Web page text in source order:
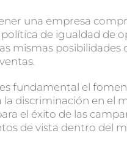
una empresa
de igualdad de
mismas
fundamental el
la discriminación en el
el éxito de las
de vista dentro del